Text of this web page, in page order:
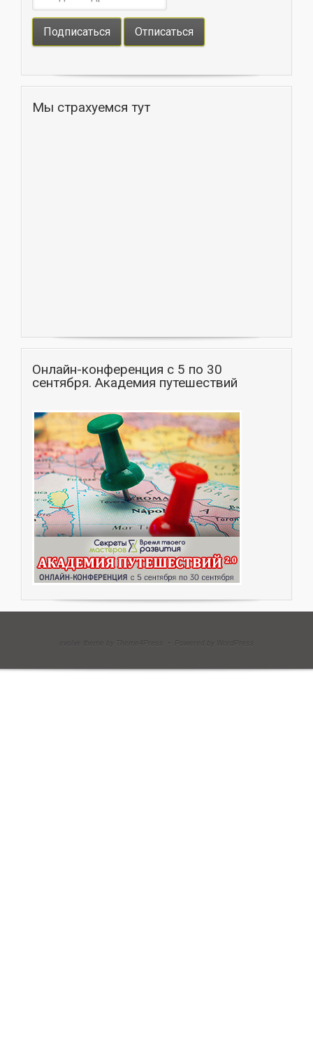
Мы страхуемся тут
Онлайн-конференция с 5 по 30
сентября. Академия путешествий
evolve theme by Theme4Press • Powered by WordPress